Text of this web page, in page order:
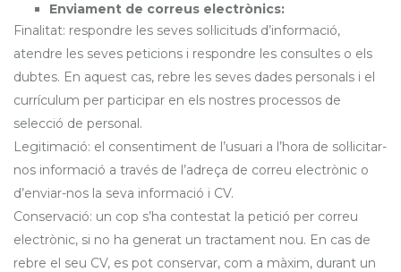
Enviament de correus electrònics:
Finalitat: respondre les seves sol·licituds d’informació,
atendre les seves peticions i respondre les consultes o els
dubtes. En aquest cas, rebre les seves dades personals i el
currículum per participar en els nostres processos de
selecció de personal.
Legitimació: el consentiment de l’usuari a l’hora de sol·licitar-
nos informació a través de l’adreça de correu electrònic o
d’enviar-nos la seva informació i CV.
Conservació: un cop s’ha contestat la petició per correu
electrònic, si no ha generat un tractament nou. En cas de
rebre el seu CV, es pot conservar, com a màxim, durant un